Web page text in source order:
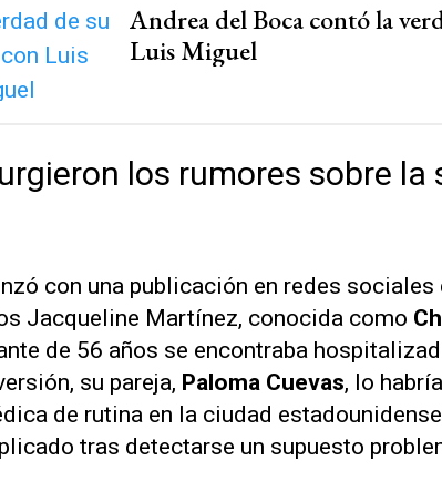
Andrea del Boca contó la
Luis Miguel
los rumores sobre la
con una publicación en redes
Jacqueline Martínez, conocida como
de 56 años se encontraba
su pareja, Paloma Cuevas, lo
de rutina en la ciudad
tras detectarse un supuesto